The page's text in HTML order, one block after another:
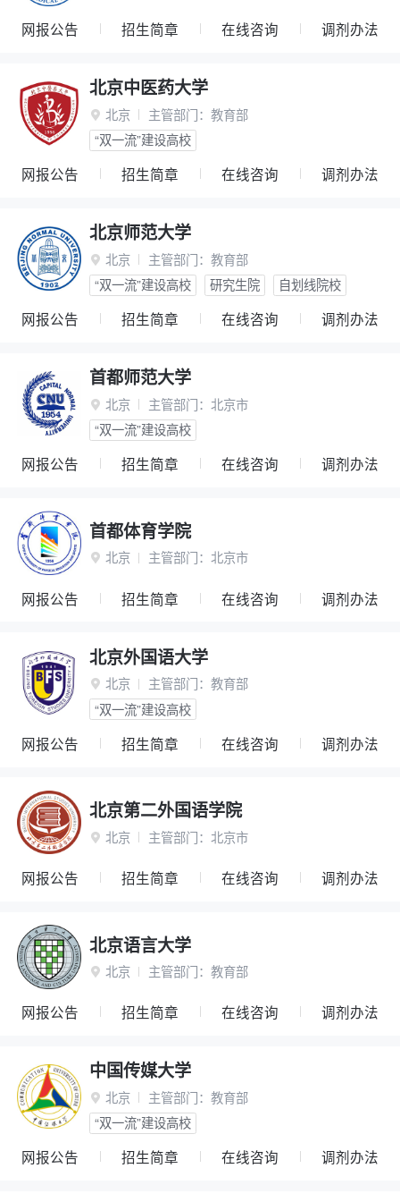
网报公告 招生简章 在线咨询 调剂办法
北京中医药大学
 北京 主管部门： 教育部
“双一流”建设高校
网报公告 招生简章 在线咨询 调剂办法
北京师范大学
 北京 主管部门： 教育部
“双一流”建设高校
研究生院 自划线院校
网报公告 招生简章 在线咨询 调剂办法
首都师范大学
 北京 主管部门： 北京市
“双一流”建设高校
网报公告 招生简章 在线咨询 调剂办法
首都体育学院
 北京 主管部门： 北京市
网报公告 招生简章 在线咨询 调剂办法
北京外国语大学
 北京 主管部门： 教育部
“双一流”建设高校
网报公告 招生简章 在线咨询 调剂办法
北京第二外国语学院
 北京 主管部门： 北京市
网报公告 招生简章 在线咨询 调剂办法
北京语言大学
 北京 主管部门： 教育部
网报公告 招生简章 在线咨询 调剂办法
中国传媒大学
 北京 主管部门： 教育部
“双一流”建设高校
网报公告 招生简章 在线咨询 调剂办法